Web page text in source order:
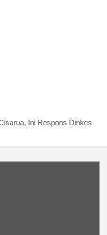
Ini Respons Dinkes